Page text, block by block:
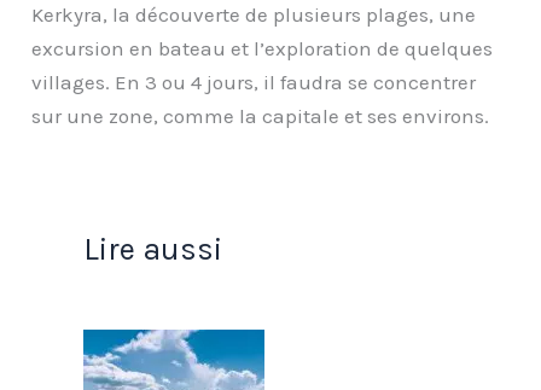
Kerkyra, la découverte de plusieurs plages, une
excursion en bateau et l’exploration de quelques
villages. En 3 ou 4 jours, il faudra se concentrer
sur une zone, comme la capitale et ses environs.
Lire aussi